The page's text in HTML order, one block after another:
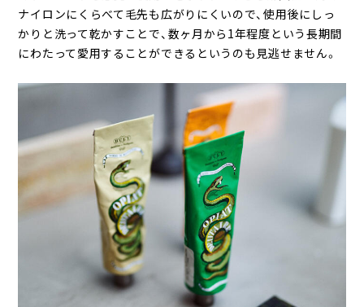
ナイロンにくらべて毛先も広がりにくいので、使用後にしっ
かりと洗って乾かすことで、数ヶ月から1年程度という長期間
にわたって愛用することができるというのも見逃せません。